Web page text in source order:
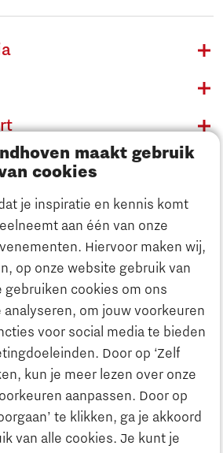
maakt gebruik
cookies
je inspiratie en kennis komt
aan één van onze
Hiervoor maken wij,
op onze website gebruik van
gebruiken cookies om ons
om jouw voorkeuren
voor social media te bieden
Door op ‘Zelf
kun je meer lezen over onze
aanpassen. Door op
te klikken, ga je akkoord
van alle cookies. Je kunt je
website